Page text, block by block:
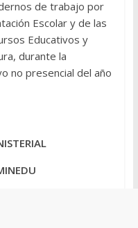
de trabajo por
Escolar y de las
Educativos y
durante la
no presencial del año